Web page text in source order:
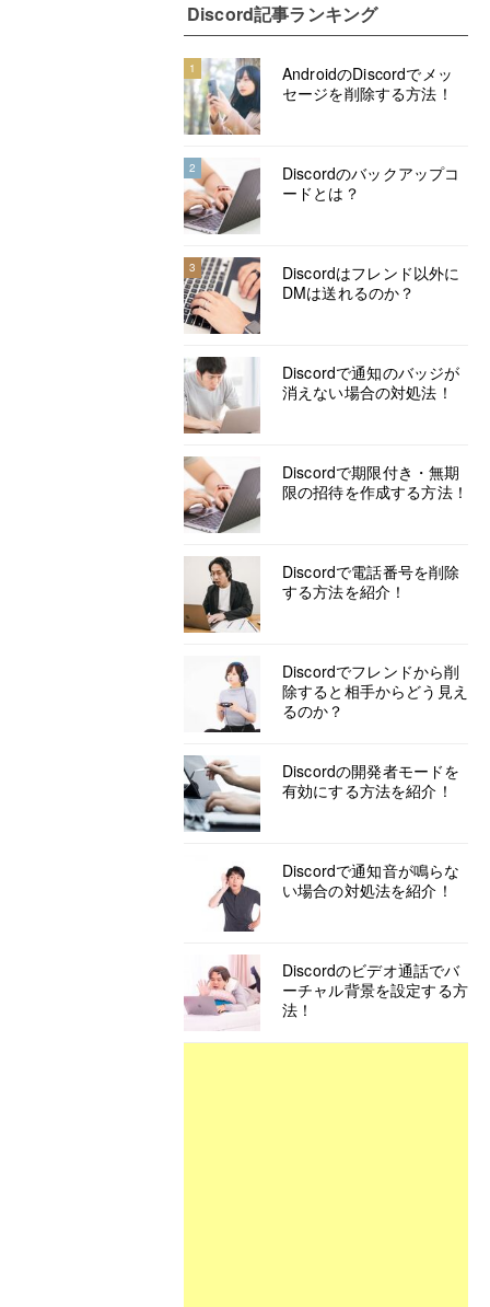
Discord記事ランキング
1
AndroidのDiscordでメッ
セージを削除する方法！
2
Discordのバックアップコ
ードとは？
3
Discordはフレンド以外に
DMは送れるのか？
Discordで通知のバッジが
消えない場合の対処法！
Discordで期限付き・無期
限の招待を作成する方法！
Discordで電話番号を削除
する方法を紹介！
Discordでフレンドから削
除すると相手からどう見え
るのか？
Discordの開発者モードを
有効にする方法を紹介！
Discordで通知音が鳴らな
い場合の対処法を紹介！
Discordのビデオ通話でバ
ーチャル背景を設定する方
法！